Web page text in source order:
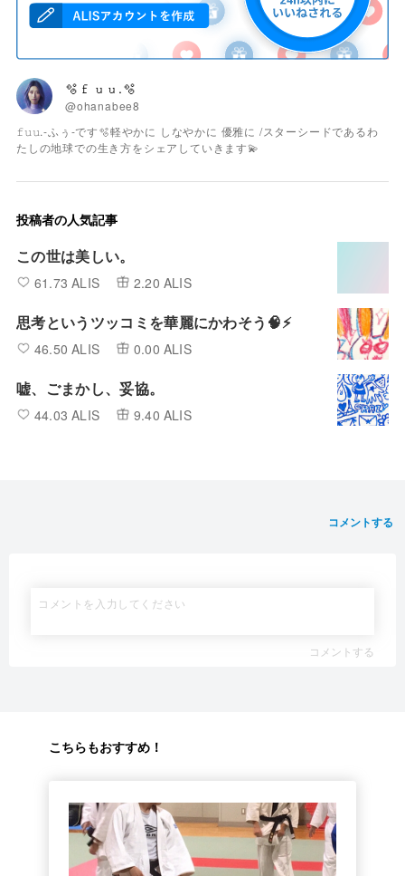
🫧𝚏𝚞𝚞.🫧
@ohanabee8
𝚏𝚞𝚞.-ふぅ-です🫧軽やかに しなやかに 優雅に /スターシードであるわ
たしの地球での生き方をシェアしていきます💫
投稿者の人気記事
この世は美しい。
61.73 ALIS 2.20 ALIS
思考というツッコミを華麗にかわそう🧠⚡️
46.50 ALIS 0.00 ALIS
嘘、ごまかし、妥協。
44.03 ALIS 9.40 ALIS
コメントする
コメントする
こちらもおすすめ！